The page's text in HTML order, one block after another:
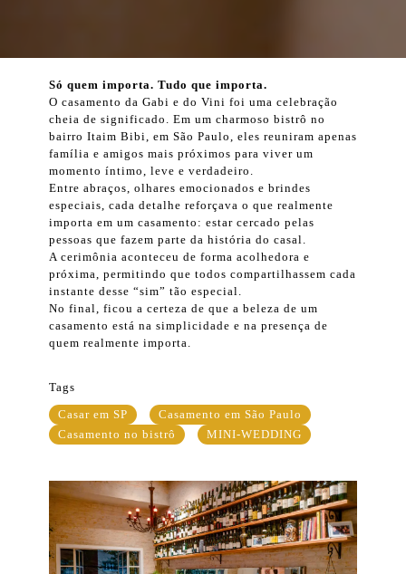
Só quem importa. Tudo que importa.
O casamento da Gabi e do Vini foi uma celebração
cheia de significado. Em um charmoso bistrô no
bairro Itaim Bibi, em São Paulo, eles reuniram apenas
família e amigos mais próximos para viver um
momento íntimo, leve e verdadeiro.
Entre abraços, olhares emocionados e brindes
especiais, cada detalhe reforçava o que realmente
importa em um casamento: estar cercado pelas
pessoas que fazem parte da história do casal.
A cerimônia aconteceu de forma acolhedora e
próxima, permitindo que todos compartilhassem cada
instante desse “sim” tão especial.
No final, ficou a certeza de que a beleza de um
casamento está na simplicidade e na presença de
quem realmente importa.
Tags
Casar em SP
Casamento em São Paulo
Casamento no bistrô
MINI-WEDDING